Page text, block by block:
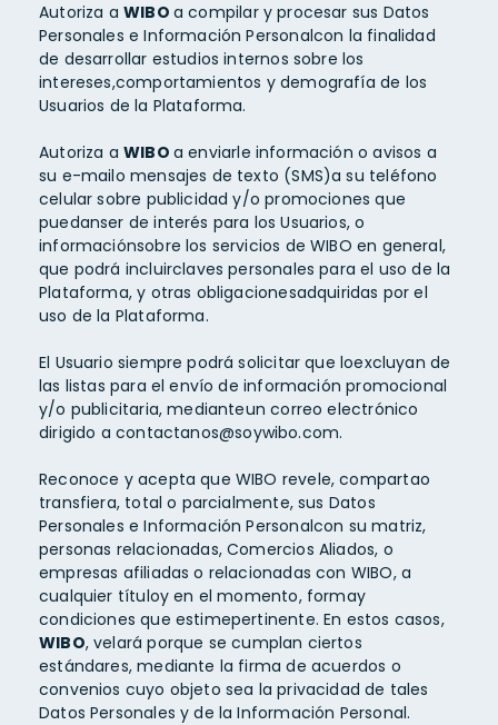
Autoriza a WIBO a compilar y procesar sus Datos
Personales e Información Personalcon la finalidad
de desarrollar estudios internos sobre los
intereses,comportamientos y demografía de los
Usuarios de la Plataforma.
Autoriza a WIBO a enviarle información o avisos a
su e-mailo mensajes de texto (SMS)a su teléfono
celular sobre publicidad y/o promociones que
puedanser de interés para los Usuarios, o
informaciónsobre los servicios de WIBO en general,
que podrá incluirclaves personales para el uso de la
Plataforma, y otras obligacionesadquiridas por el
uso de la Plataforma.
El Usuario siempre podrá solicitar que loexcluyan de
las listas para el envío de información promocional
y/o publicitaria, medianteun correo electrónico
dirigido a contactanos@soywibo.com.
Reconoce y acepta que WIBO revele, compartao
transfiera, total o parcialmente, sus Datos
Personales e Información Personalcon su matriz,
personas relacionadas, Comercios Aliados, o
empresas afiliadas o relacionadas con WIBO, a
cualquier títuloy en el momento, formay
condiciones que estimepertinente. En estos casos,
WIBO, velará porque se cumplan ciertos
estándares, mediante la firma de acuerdos o
convenios cuyo objeto sea la privacidad de tales
Datos Personales y de la Información Personal.